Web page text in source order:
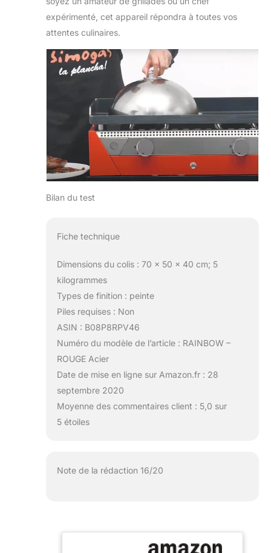
expérimenté, cet appareil répondra à toutes vos
attentes culinaires.
Bilan du test
Fiche technique
Dimensions du colis : 70 x 50 x 40 cm; 5
kilogrammes
Types de finition : peinte
Piles requises : Non
ASIN : B08P8RPV46
Numéro du modèle de l’article : RAINBOW –
ROUGE Acier
Date de mise en ligne sur Amazon.fr : 28
septembre 2020
Moyenne des commentaires client : 5,0 sur
5 étoiles
Note de la rédaction 16/20